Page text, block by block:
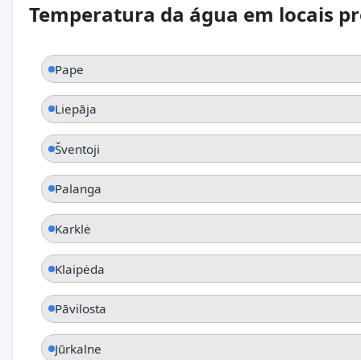
Temperatura da água em locais
Pape
Liepāja
Šventoji
Palanga
Karklė
Klaipėda
Pāvilosta
Jūrkalne